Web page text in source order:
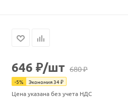
646 ₽/шт 680₽
-5% Экономия34₽
Цена указана без учета НДС